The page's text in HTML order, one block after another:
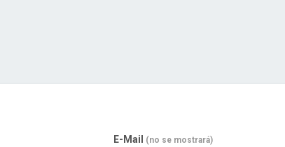
E-Mail (no se mostrará)